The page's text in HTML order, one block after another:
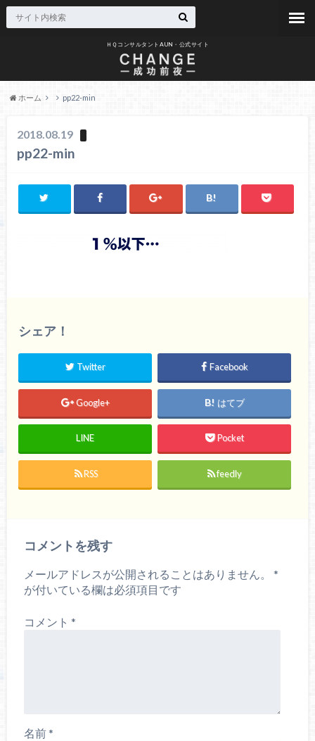
ＨＱコンサルタントAUN・公式サイト
ホーム pp22-min
2018.08.19
pp22-min
シェア！
Twitter Facebook
Google+ はてブ
LINE Pocket
RSS feedly
コメントを残す
メールアドレスが公開されることはありません。
*
が付いている欄は必須項目です
コメント *
名前*